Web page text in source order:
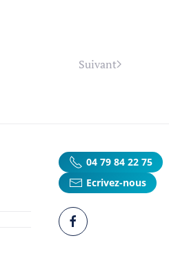
Suivant
04 79 84 22 75
Ecrivez-nous